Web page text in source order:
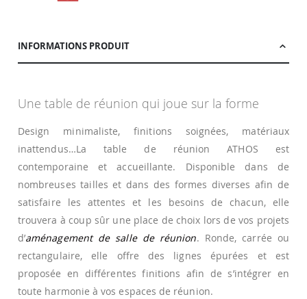
INFORMATIONS PRODUIT
Une table de réunion qui joue sur la forme
Design minimaliste, finitions soignées, matériaux
inattendus…La table de réunion ATHOS est
contemporaine et accueillante. Disponible dans de
nombreuses tailles et dans des formes diverses afin de
satisfaire les attentes et les besoins de chacun, elle
trouvera à coup sûr une place de choix lors de vos projets
d’aménagement de salle de réunion. Ronde, carrée ou
rectangulaire, elle offre des lignes épurées et est
proposée en différentes finitions afin de s’intégrer en
toute harmonie à vos espaces de réunion.